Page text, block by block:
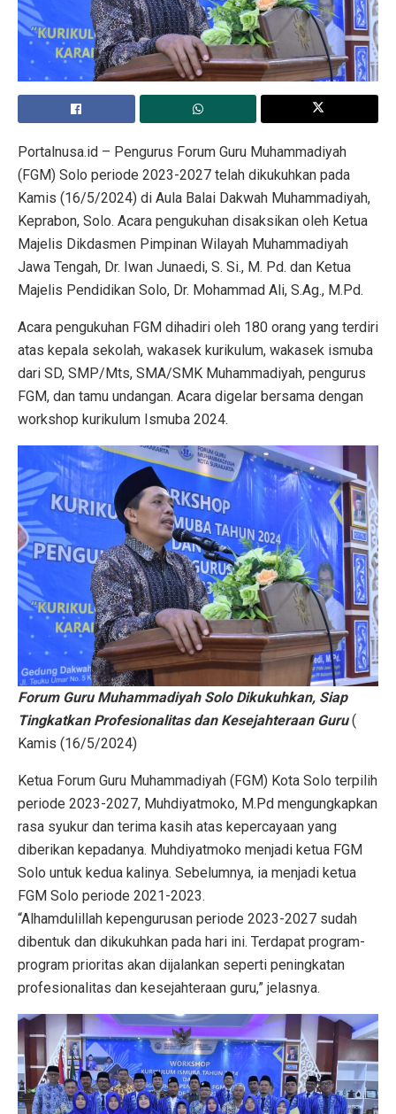
Portalnusa.id – Pengurus Forum Guru Muhammadiyah
(FGM) Solo periode 2023-2027 telah dikukuhkan pada
Kamis (16/5/2024) di Aula Balai Dakwah Muhammadiyah,
Keprabon, Solo. Acara pengukuhan disaksikan oleh Ketua
Majelis Dikdasmen Pimpinan Wilayah Muhammadiyah
Jawa Tengah, Dr. Iwan Junaedi, S. Si., M. Pd. dan Ketua
Majelis Pendidikan Solo, Dr. Mohammad Ali, S.Ag., M.Pd.
Acara pengukuhan FGM dihadiri oleh 180 orang yang terdiri
atas kepala sekolah, wakasek kurikulum, wakasek ismuba
dari SD, SMP/Mts, SMA/SMK Muhammadiyah, pengurus
FGM, dan tamu undangan. Acara digelar bersama dengan
workshop kurikulum Ismuba 2024.
Forum Guru Muhammadiyah Solo Dikukuhkan, Siap
Tingkatkan Profesionalitas dan Kesejahteraan Guru(
Kamis (16/5/2024)
Ketua Forum Guru Muhammadiyah (FGM) Kota Solo terpilih
periode 2023-2027, Muhdiyatmoko, M.Pd mengungkapkan
rasa syukur dan terima kasih atas kepercayaan yang
diberikan kepadanya. Muhdiyatmoko menjadi ketua FGM
Solo untuk kedua kalinya. Sebelumnya, ia menjadi ketua
FGM Solo periode 2021-2023.
“Alhamdulillah kepengurusan periode 2023-2027 sudah
dibentuk dan dikukuhkan pada hari ini. Terdapat program-
program prioritas akan dijalankan seperti peningkatan
profesionalitas dan kesejahteraan guru,” jelasnya.